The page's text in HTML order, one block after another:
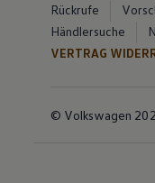
Rückrufe
Händlersuche
VERTRAG
© Volkswagen